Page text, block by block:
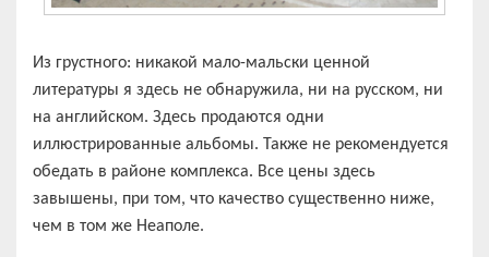
Из грустного: никакой мало-мальски ценной
литературы я здесь не обнаружила, ни на русском, ни
на английском. Здесь продаются одни
иллюстрированные альбомы. Также не рекомендуется
обедать в районе комплекса. Все цены здесь
завышены, при том, что качество существенно ниже,
чем в том же Неаполе.